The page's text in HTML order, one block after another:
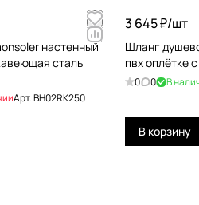
настенный
сталь
Арт.BH02RK250
3 645 ₽/шт
Шланг
пвх оплётке
0 0 В
В корзину